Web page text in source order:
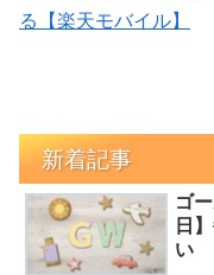
る【楽天モバイル】
新着記事
ゴ
日
い